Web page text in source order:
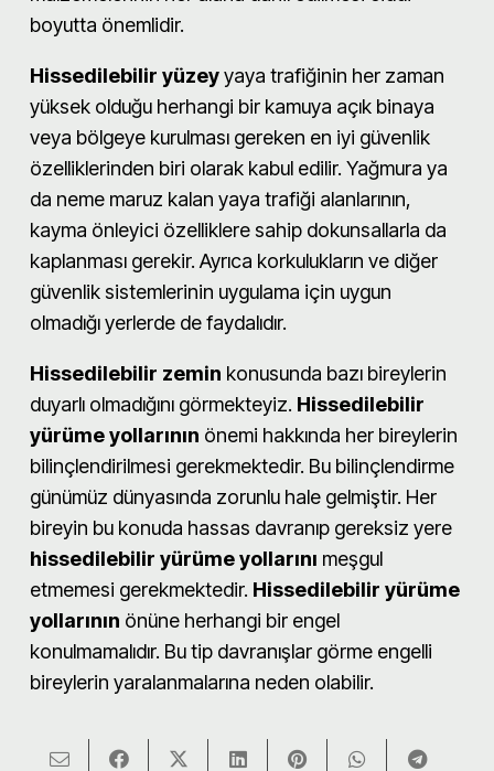
boyutta önemlidir.
Hissedilebilir yüzeyyaya trafiğinin her zaman
yüksek olduğu herhangi bir kamuya açık binaya
veya bölgeye kurulması gereken en iyi güvenlik
özelliklerinden biri olarak kabul edilir. Yağmura ya
da neme maruz kalan yaya trafiği alanlarının,
kayma önleyici özelliklere sahip dokunsallarla da
kaplanması gerekir. Ayrıca korkulukların ve diğer
güvenlik sistemlerinin uygulama için uygun
olmadığı yerlerde de faydalıdır.
Hissedilebilir zemin konusunda bazı bireylerin
duyarlı olmadığını görmekteyiz. Hissedilebilir
yürümeyollarının önemi hakkında her bireylerin
bilinçlendirilmesi gerekmektedir. Bu bilinçlendirme
günümüz dünyasında zorunlu hale gelmiştir. Her
bireyin bu konuda hassas davranıp gereksiz yere
hissedilebilir yürüme yollarını meşgul
etmemesi gerekmektedir. Hissedilebilir yürüme
yollarının önüne herhangi bir engel
konulmamalıdır. Bu tip davranışlar görme engelli
bireylerin yaralanmalarına neden olabilir.